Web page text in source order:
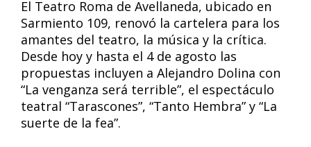
El Teatro Roma de Avellaneda, ubicado en
Sarmiento 109, renovó la cartelera para los
amantes del teatro, la música y la crítica.
Desde hoy y hasta el 4 de agosto las
propuestas incluyen a Alejandro Dolina con
“La venganza será terrible”, el espectáculo
teatral “Tarascones”, “Tanto Hembra” y “La
suerte de la fea”.